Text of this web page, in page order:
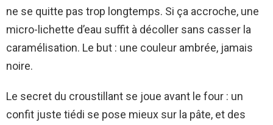
ne se quitte pas trop longtemps. Si ça accroche, une
micro-lichette d’eau suffit à décoller sans casser la
caramélisation. Le but : une couleur ambrée, jamais
noire.
Le secret du croustillant se joue avant le four : un
confit juste tiédi se pose mieux sur la pâte, et des